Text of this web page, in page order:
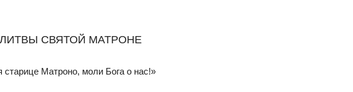
СВЯТОЙ МАТРОНЕ
старице Матроно, моли Бога о нас!»